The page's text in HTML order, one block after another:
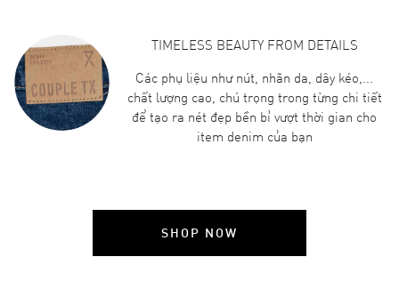
TIMELESS BEAUTY FROM DETAILS
Các phụ liệu như nút, nhãn da, dây kéo,...
chất lượng cao, chú trọng trong từng chi tiết
để tạo ra nét đẹp bền bỉ vượt thời gian cho
item denim của bạn
SHOP NOW